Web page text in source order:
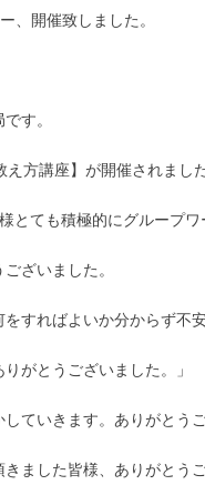
、開催致しました。
す。
方講座】が開催されまし
とても積極的にグループワ
ざいました。
すればよいか分からず不安
がとうございました。」
ていきます。ありがとう
ました皆様、ありがとうご